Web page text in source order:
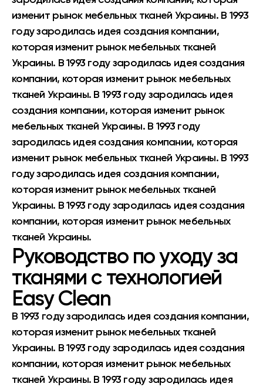
изменит рынок мебельных тканей Украины. В 1993
году зародилась идея создания компании,
которая изменит рынок мебельных тканей
Украины. В 1993 году зародилась идея создания
компании, которая изменит рынок мебельных
тканей Украины. В 1993 году зародилась идея
создания компании, которая изменит рынок
мебельных тканей Украины. В 1993 году
зародилась идея создания компании, которая
изменит рынок мебельных тканей Украины. В 1993
году зародилась идея создания компании,
которая изменит рынок мебельных тканей
Украины. В 1993 году зародилась идея создания
компании, которая изменит рынок мебельных
тканей Украины.
Руководство по уходу за
тканями с технологией
Easy Clean
В 1993 году зародилась идея создания компании,
которая изменит рынок мебельных тканей
Украины. В 1993 году зародилась идея создания
компании, которая изменит рынок мебельных
тканей Украины. В 1993 году зародилась идея